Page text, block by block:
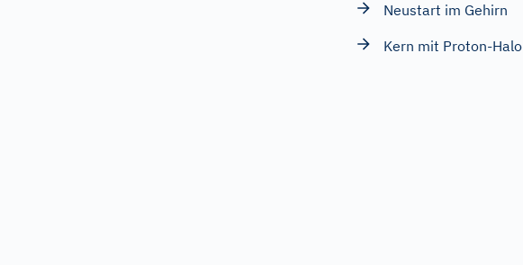
Neustart im Gehirn
Kern mit Proton-Halo